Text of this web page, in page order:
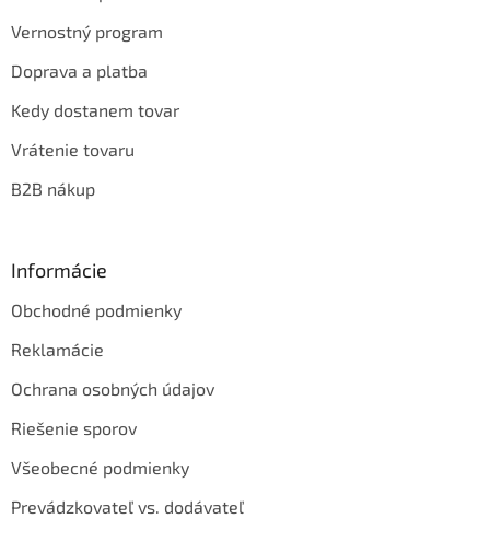
Vernostný program
Doprava a platba
Kedy dostanem tovar
Vrátenie tovaru
B2B nákup
Informácie
Obchodné podmienky
Reklamácie
Ochrana osobných údajov
Riešenie sporov
Všeobecné podmienky
Prevádzkovateľ vs. dodávateľ